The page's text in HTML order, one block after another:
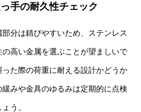
手の耐久性チェック
分は錆びやすいため、ステンレス
高い金属を選ぶことが望ましいで
た際の荷重に耐える設計かどうか
みや金具のゆるみは定期的に点検
う。